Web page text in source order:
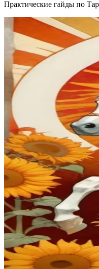
Практические гайды по